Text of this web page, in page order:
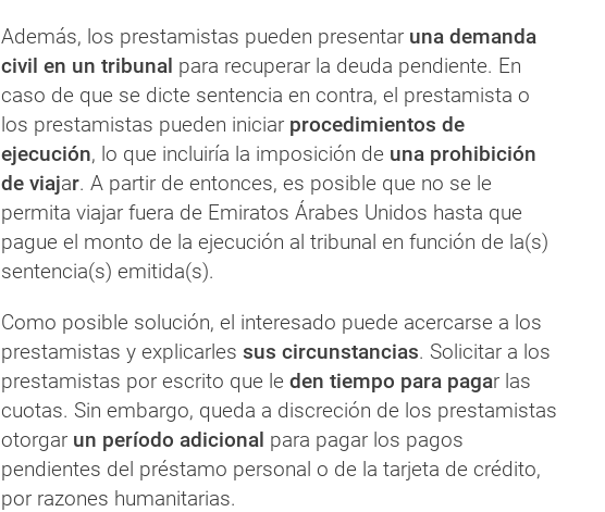
Además, los prestamistas pueden presentar una demanda
civil en un tribunal para recuperar la deuda pendiente. En
caso de que se dicte sentencia en contra, el prestamista o
los prestamistas pueden iniciar procedimientos de
ejecución, lo que incluiría la imposición de una prohibición
de viajar. A partir de entonces, es posible que no se le
permita viajar fuera de Emiratos Árabes Unidos hasta que
pague el monto de la ejecución al tribunal en función de la(s)
sentencia(s) emitida(s).
Como posible solución, el interesado puede acercarse a los
prestamistas y explicarles sus circunstancias. Solicitar a los
prestamistas por escrito que le den tiempo para pagar las
cuotas. Sin embargo, queda a discreción de los prestamistas
otorgar un período adicional para pagar los pagos
pendientes del préstamo personal o de la tarjeta de crédito,
por razones humanitarias.